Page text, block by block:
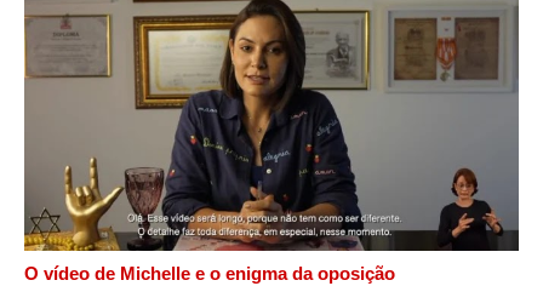
O vídeo de Michelle e o enigma da oposição